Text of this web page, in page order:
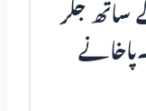
ساتھ جگر